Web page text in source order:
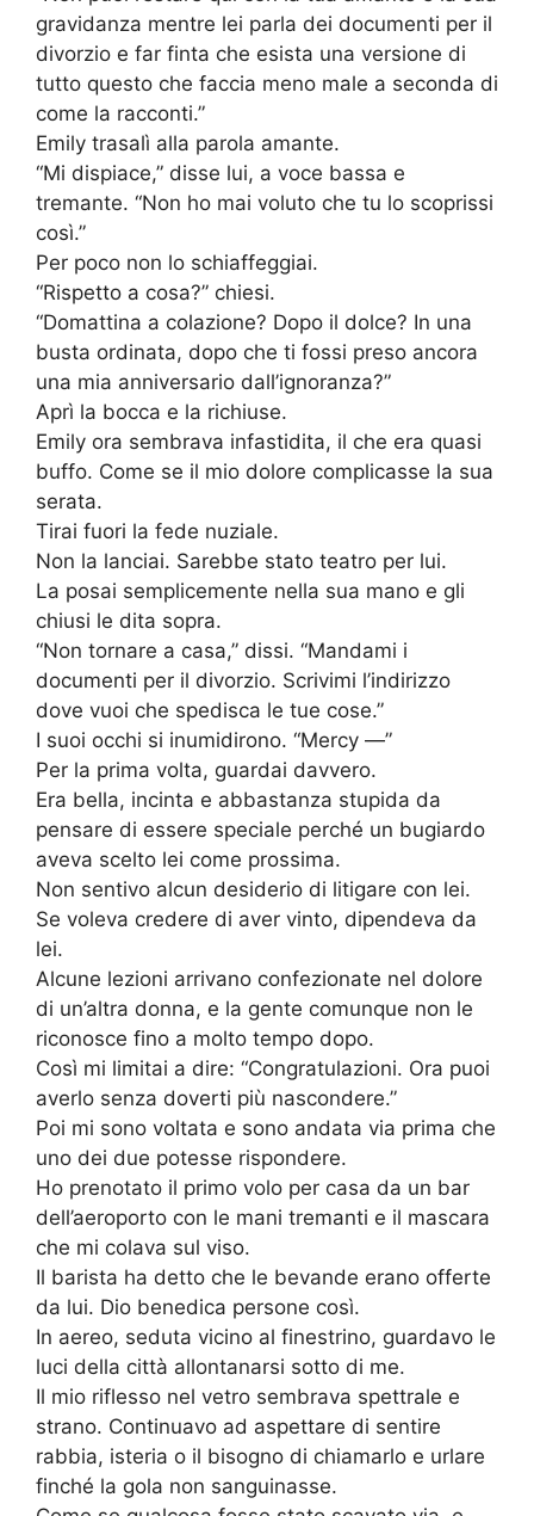
gravidanza mentre lei parla dei documenti per il
divorzio e far finta che esista una versione di
tutto questo che faccia meno male a seconda di
come la racconti.”
Emily trasalì alla parola amante.
“Mi dispiace,” disse lui, a voce bassa e
tremante. “Non ho mai voluto che tu lo scoprissi
così.”
Per poco non lo schiaffeggiai.
“Rispetto a cosa?” chiesi.
“Domattina a colazione? Dopo il dolce? In una
busta ordinata, dopo che ti fossi preso ancora
una mia anniversario dall’ignoranza?”
Aprì la bocca e la richiuse.
Emily ora sembrava infastidita, il che era quasi
buffo. Come se il mio dolore complicasse la sua
serata.
Tirai fuori la fede nuziale.
Non la lanciai. Sarebbe stato teatro per lui.
La posai semplicemente nella sua mano e gli
chiusi le dita sopra.
“Non tornare a casa,” dissi. “Mandami i
documenti per il divorzio. Scrivimi l’indirizzo
dove vuoi che spedisca le tue cose.”
I suoi occhi si inumidirono. “Mercy —”
Per la prima volta, guardai davvero.
Era bella, incinta e abbastanza stupida da
pensare di essere speciale perché un bugiardo
aveva scelto lei come prossima.
Non sentivo alcun desiderio di litigare con lei.
Se voleva credere di aver vinto, dipendeva da
lei.
Alcune lezioni arrivano confezionate nel dolore
di un’altra donna, e la gente comunque non le
riconosce fino a molto tempo dopo.
Così mi limitai a dire: “Congratulazioni. Ora puoi
averlo senza doverti più nascondere.”
Poi mi sono voltata e sono andata via prima che
uno dei due potesse rispondere.
Ho prenotato il primo volo per casa da un bar
dell’aeroporto con le mani tremanti e il mascara
che mi colava sul viso.
Il barista ha detto che le bevande erano offerte
da lui. Dio benedica persone così.
In aereo, seduta vicino al finestrino, guardavo le
luci della città allontanarsi sotto di me.
Il mio riflesso nel vetro sembrava spettrale e
strano. Continuavo ad aspettare di sentire
rabbia, isteria o il bisogno di chiamarlo e urlare
finché la gola non sanguinasse.